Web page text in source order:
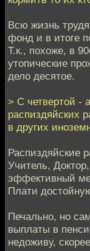
Всю жизнь
фонд и в итоге
Т.к., похоже, в
утопические
дело десятое.
> С четвертой -
распиздяйских
в других
Распиздяйские
Учитель,
эффективный
Плати
Печально, но
выплаты в
недоживу,